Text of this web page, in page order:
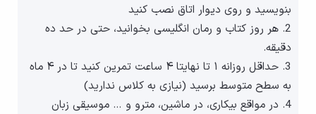
بنویسید و روی دیوار اتاق نصب کنید
2. هر روز کتاب و رمان انگلیسی بخوانید، حتی در حد ده
دقیقه.
3. حداقل روزانه ۱ تا نهایتا ۴ ساعت تمرین کنید تا در ۴ ماه
به سطح متوسط برسید (نیازی به کلاس ندارید)
4. در مواقع بیکاری، در ماشین، مترو و … موسیقی زبان